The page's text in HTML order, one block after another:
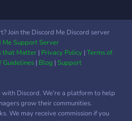
Join the Discord Me Discord server
Me Support Server
that Matter| Privacy Policy|Terms of
Guidelines| Blog |Support
Discord. We're a platform to help
grow their communities.
We may receive commission if you